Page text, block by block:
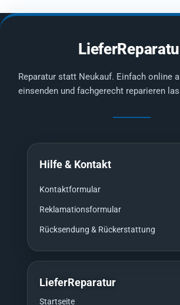
Reparatur statt Neukauf. Einfach online
einsenden und fachgerecht reparieren
Hilfe & Kontakt
Kontaktformular
Reklamationsformular
Rücksendung & Rückerstattung
LieferReparatur
Startseite